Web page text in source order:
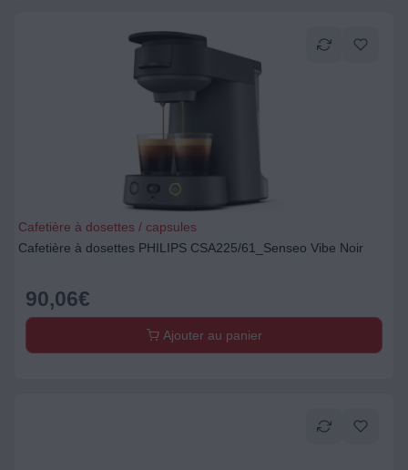
Cafetière à dosettes / capsules
Cafetière à dosettes PHILIPS CSA225/61_Senseo Vibe Noir
90,06€
Ajouter au panier